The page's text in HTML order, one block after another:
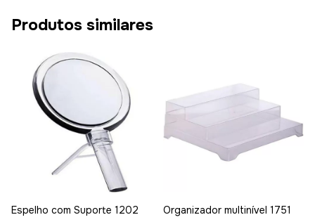
Produtos similares
Espelho com Suporte 1202 Organizador multinível 1751